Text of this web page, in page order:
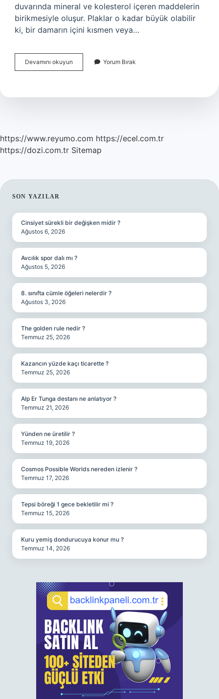
duvarında mineral ve kolesterol içeren maddelerin
birikmesiyle oluşur. Plaklar o kadar büyük olabilir
ki, bir damarın içini kısmen veya…
Devamını okuyun
Plak
Demek
Yorum Bırak
https://www.reyumo.com https://ecel.com.tr
https://dozi.com.tr Sitemap
SIDEBAR
SON YAZILAR
Cinsiyet sürekli bir değişken midir ?
Ağustos 6, 2026
Avcılık spor dalı mı ?
Ağustos 5, 2026
8. sınıfta cümle öğeleri nelerdir ?
Ağustos 3, 2026
The golden rule nedir ?
Temmuz 25, 2026
Kazancın yüzde kaçı ticarette ?
Temmuz 25, 2026
Alp Er Tunga destanı ne anlatıyor ?
Temmuz 21, 2026
Yünden ne üretilir ?
Temmuz 19, 2026
Cosmos Possible Worlds nereden izlenir ?
Temmuz 17, 2026
Tepsi böreği 1 gece bekletilir mi ?
Temmuz 15, 2026
Kuru yemiş dondurucuya konur mu ?
Temmuz 14, 2026